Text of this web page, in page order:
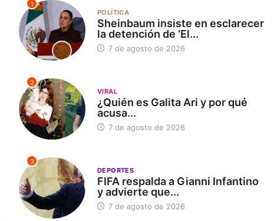
1
POLÍTICA
Sheinbaum insiste en esclarecer
la detención de ‘El...
7 de agosto de 2026
2
VIRAL
¿Quién es Galita Ari y por qué
acusa...
7 de agosto de 2026
3
DEPORTES
FIFA respalda a Gianni Infantino
y advierte que...
7 de agosto de 2026